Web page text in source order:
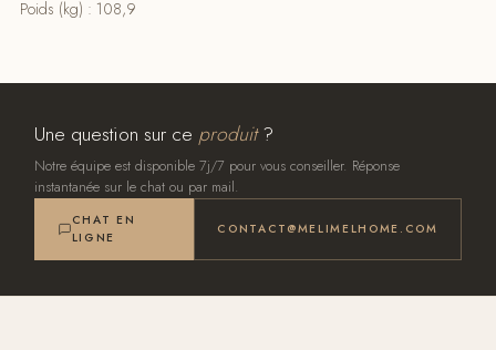
Poids (kg) : 108,9
Une question sur ce produit?
Notre équipe est disponible 7j/7 pour vous conseiller. Réponse
instantanée sur le chat ou par mail.
CHAT EN
LIGNE
CONTACT@MELIMELHOME.COM